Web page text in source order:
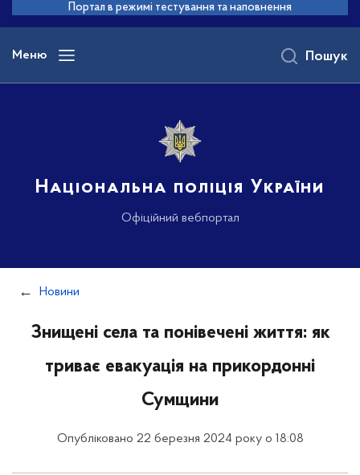
основного
вмісту
Портал в режимі тестування та наповнення
Меню
Національна поліція України
Офіційний вебпортал
Пошук
Новини
Знищені села та понівечені життя: як
триває евакуація на прикордонні
Сумщини
Опубліковано 22 березня 2024 року о 18:08